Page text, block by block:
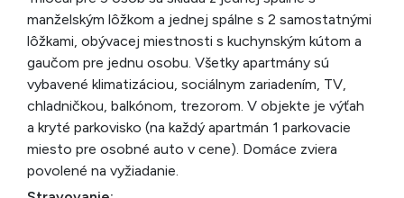
manželským lôžkom a jednej spálne s 2 samostatnými
lôžkami, obývacej miestnosti s kuchynským kútom a
gaučom pre jednu osobu. Všetky apartmány sú
vybavené klimatizáciou, sociálnym zariadením, TV,
chladničkou, balkónom, trezorom. V objekte je výťah
a kryté parkovisko (na každý apartmán 1 parkovacie
miesto pre osobné auto v cene). Domáce zviera
povolené na vyžiadanie.